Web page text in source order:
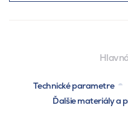
Technické parametre
Ďalšie materiály a